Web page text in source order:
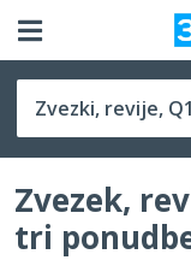
Q120 (120 x 120
Zvezek,
tri